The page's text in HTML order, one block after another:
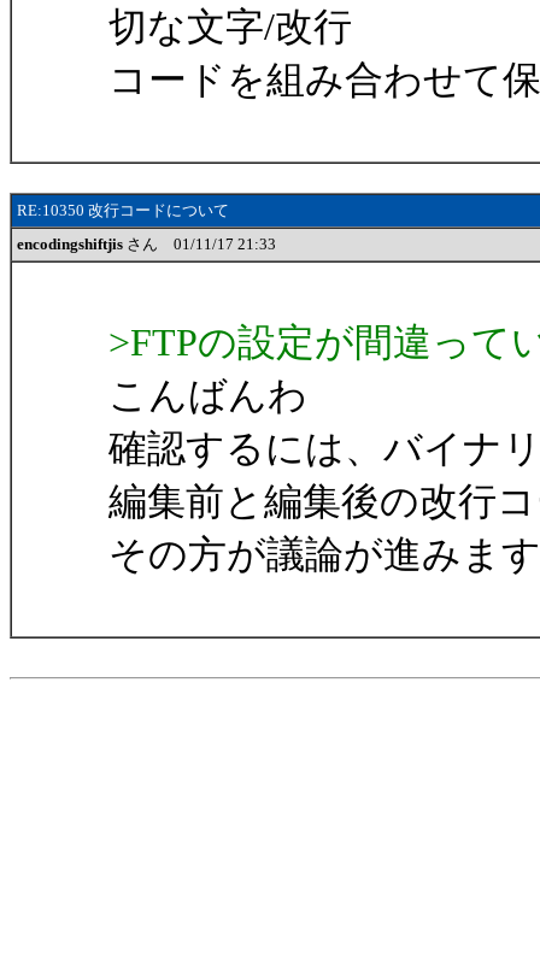
切な文字/改行
コードを組み合わせて
RE:10350 改行コードについて
encodingshiftjis さん 01/11/17 21:33
>FTPの設定が間違って
こんばんわ
確認するには、バイナ
編集前と編集後の改行
その方が議論が進みま